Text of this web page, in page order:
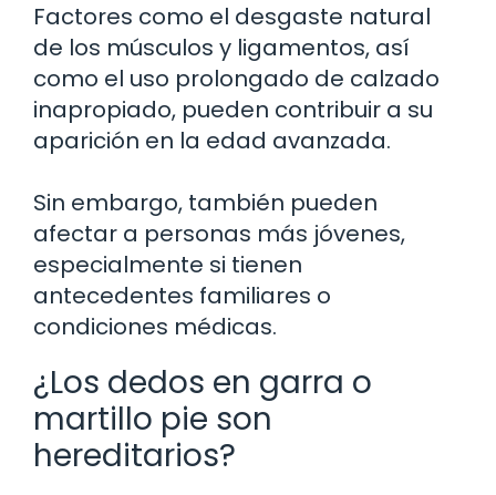
Factores como el desgaste natural
de los músculos y ligamentos, así
como el uso prolongado de calzado
inapropiado, pueden contribuir a su
aparición en la edad avanzada.
Sin embargo, también pueden
afectar a personas más jóvenes,
especialmente si tienen
antecedentes familiares o
condiciones médicas.
¿Los dedos en garra o
martillo pie son
hereditarios?